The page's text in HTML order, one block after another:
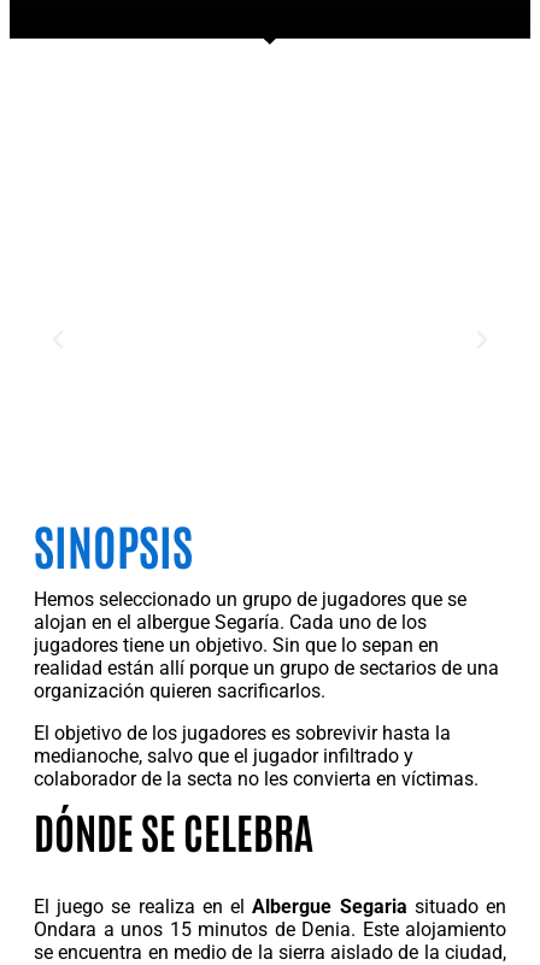
SINOPSIS
Hemos seleccionado un grupo de jugadores que se
alojan en el albergue Segaría. Cada uno de los
jugadores tiene un objetivo. Sin que lo sepan en
realidad están allí porque un grupo de sectarios de una
organización quieren sacrificarlos.
El objetivo de los jugadores es sobrevivir hasta la
medianoche, salvo que el jugador infiltrado y
colaborador de la secta no les convierta en víctimas.
DÓNDE SE CELEBRA
El juego se realiza en elAlbergue Segaria situado en
Ondara a unos 15 minutos de Denia. Este alojamiento
se encuentra en medio de la sierra aislado de la ciudad,